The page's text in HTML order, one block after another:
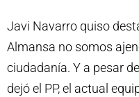
Javi Navarro quiso
Almansa no somos
ciudadanía. Y a pesar
dejó el PP, el actual